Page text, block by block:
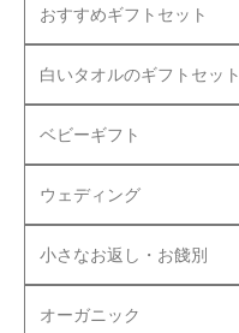
おすすめギフトセット
白いタオルのギフトセット
ベビーギフト
ウェディング
小さなお返し・お餞別
オーガニック